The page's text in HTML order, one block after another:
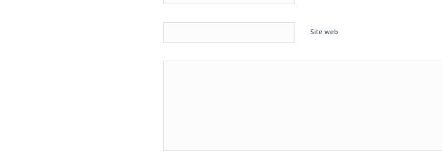
Site web